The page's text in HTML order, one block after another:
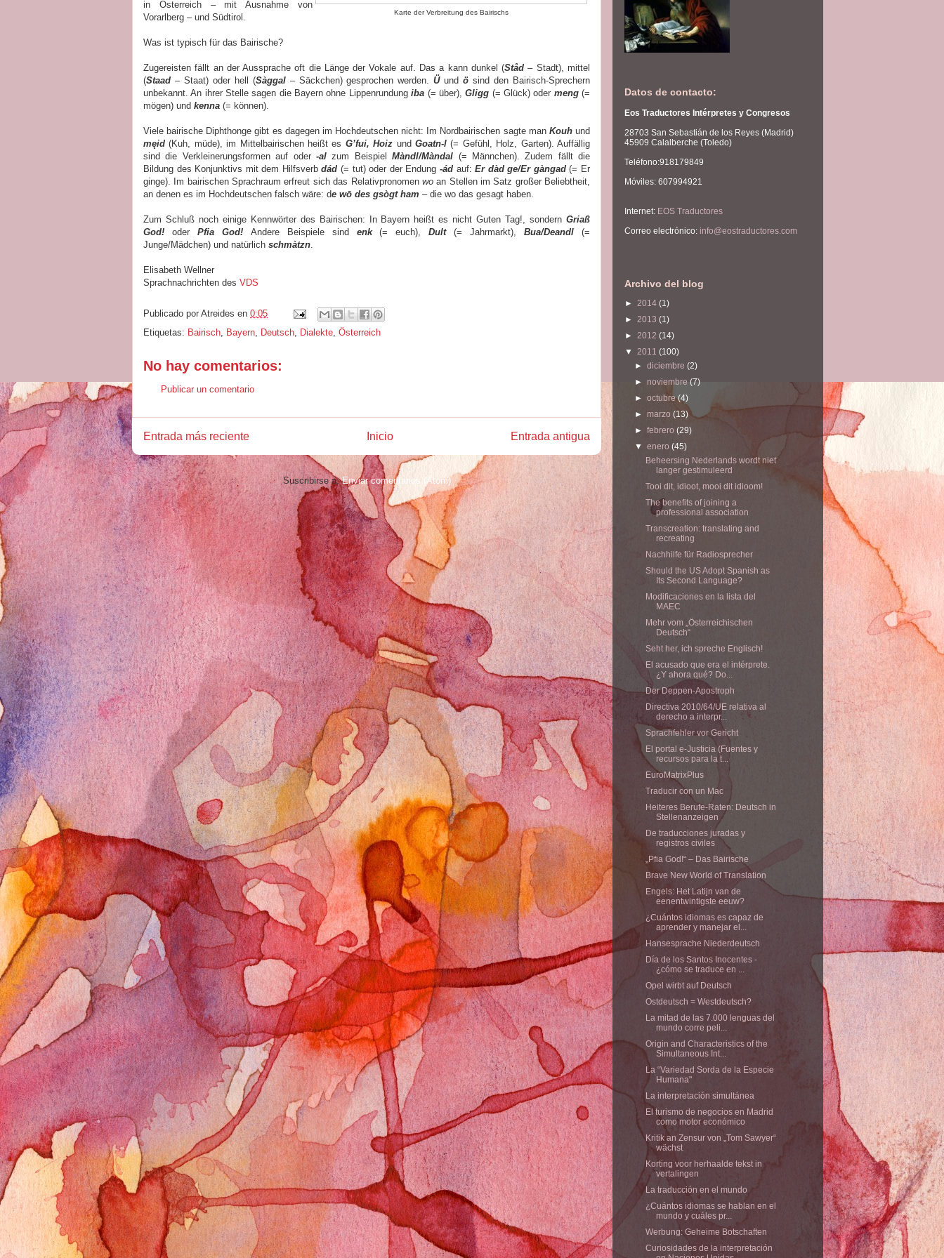
Karte der Verbreitung des Bairischs
in Österreich – mit Ausnahme von
Vorarlberg – und Südtirol.
Was ist typisch für das Bairische?
Zugereisten fällt an der Aussprache oft die Länge der Vokale auf. Das a kann dunkel (Ståd – Stadt), mittel
(Staad – Staat) oder hell (Sàggal– Säckchen) gesprochen werden.Üundösind den Bairisch-Sprechern
unbekannt. An ihrer Stelle sagen die Bayern ohne Lippenrundungiba (= über),Gligg (= Glück) oder meng(=
mögen) und kenna (= können).
Viele bairische Diphthonge gibt es dagegen im Hochdeutschen nicht: Im Nordbairischen sagte man Kouhund
męid (Kuh, müde), im Mittelbairischen heißt es G’fui, Hoiz undGoatn-l (= Gefühl, Holz, Garten). Auffällig
sind die Verkleinerungsformen auf oder -al zum BeispielMàndl/Màndal (= Männchen). Zudem fällt die
Bildung des Konjunktivs mit dem Hilfsverbdád (= tut) oder der Endung -ád auf:Er dàd ge/Er gàngad(= Er
ginge). Im bairischen Sprachraum erfreut sich das Relativpronomen woan Stellen im Satz großer Beliebtheit,
an denen es im Hochdeutschen falsch wäre: de wō des gsògt ham – die wo das gesagt haben.
Zum Schluß noch einige Kennwörter des Bairischen: In Bayern heißt es nicht Guten Tag!, sondern Griaß
God! oder Pfia God! Andere Beispiele sind enk(= euch),Dult(= Jahrmarkt),Bua/Deandl (=
Junge/Mädchen) und natürlich schmàtzn.
Elisabeth Wellner
Sprachnachrichten des VDS
Publicado por Atreides en 0:05
Etiquetas: Bairisch, Bayern, Deutsch, Dialekte, Österreich
No hay comentarios:
Publicar un comentario
Entrada más reciente Entrada antigua
Inicio
Suscribirse a:Enviar comentarios (Atom)
Datos de contacto:
Eos Traductores Intérpretes y Congresos
28703 San Sebastián de los Reyes (Madrid)
45909 Calalberche (Toledo)
Teléfono:918179849
Móviles: 607994921
Internet: EOS Traductores
Correo electrónico: info@eostraductores.com
Archivo del blog
► 2014 (1)
► 2013 (1)
► 2012 (14)
▼ 2011 (100)
►diciembre(2)
►noviembre(7)
►octubre(4)
► marzo(13)
►febrero(29)
▼enero(45)
Beheersing Nederlands wordt niet
langer gestimuleerd
Tooi dit, idioot, mooi dit idioom!
The benefits of joining a
professional association
Transcreation: translating and
recreating
Nachhilfe für Radiosprecher
Should the US Adopt Spanish as
Its Second Language?
Modificaciones en la lista del
MAEC
Mehr vom „Österreichischen
Deutsch“
Seht her, ich spreche Englisch!
El acusado que era el intérprete.
¿Y ahora qué? Do...
Der Deppen-Apostroph
Directiva 2010/64/UE relativa al
derecho a interpr...
Sprachfehler vor Gericht
El portal e-Justicia (Fuentes y
recursos para la t...
EuroMatrixPlus
Traducir con un Mac
Heiteres Berufe-Raten: Deutsch in
Stellenanzeigen
De traducciones juradas y
registros civiles
„Pfia God!“ – Das Bairische
Brave New World of Translation
Engels: Het Latijn van de
eenentwintigste eeuw?
¿Cuántos idiomas es capaz de
aprender y manejar el...
Hansesprache Niederdeutsch
Día de los Santos Inocentes -
¿cómo se traduce en ...
Opel wirbt auf Deutsch
Ostdeutsch = Westdeutsch?
La mitad de las 7.000 lenguas del
mundo corre peli...
Origin and Characteristics of the
Simultaneous Int...
La “Variedad Sorda de la Especie
Humana"
La interpretación simultánea
El turismo de negocios en Madrid
como motor económico
Kritik an Zensur von „Tom Sawyer“
wächst
Korting voor herhaalde tekst in
vertalingen
La traducción en el mundo
¿Cuántos idiomas se hablan en el
mundo y cuáles pr...
Werbung: Geheime Botschaften
Curiosidades de la interpretación